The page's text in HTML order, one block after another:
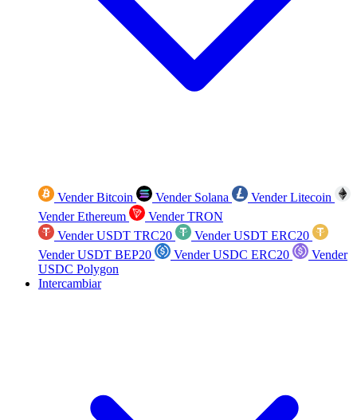
Vender Bitcoin Vender Solana
Vender Litecoin
Vender Ethereum
Vender TRON
Vender USDT TRC20
Vender USDT ERC20
Vender USDT BEP20
Vender USDC ERC20
Vender
USDC Polygon
Intercambiar